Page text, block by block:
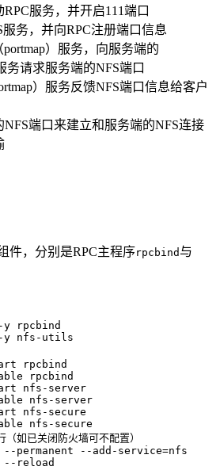
服务，并开启111端口
务，并向RPC注册端口信息
）服务，向服务端的
务请求服务端的NFS端口
）服务反馈NFS端口信息给客户
端口来建立和服务端的NFS连接
件，分别是RPC主程序rpcbind 与
rpcbind
y nfs-utils
rpcbind
rpcbind
nfs-server
nfs-server
nfs-secure
nfs-secure
如已关闭防火墙可不配置）
permanent --add-service=nfs
--reload